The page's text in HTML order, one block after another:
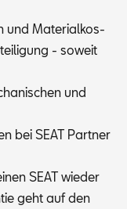
und Ma­te­ri­al­kos­
- so­weit
und
bei SEAT Part­ner
SEAT wie­der
geht auf den